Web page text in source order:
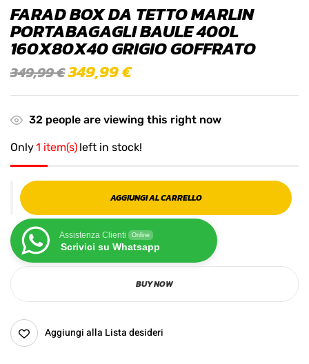
FARAD BOX DA TETTO MARLIN
PORTABAGAGLI BAULE 400L
160X80X40 GRIGIO GOFFRATO
349,99€349,99€
32 people are viewing this right now
Only1 item(s) left in stock!
AGGIUNGI AL CARRELLO
Assistenza Clienti Online
Scrivici su Whatsapp
BUY NOW
Aggiungi alla Lista desideri